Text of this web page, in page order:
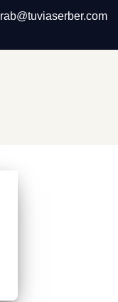
rab@tuviaserber.com